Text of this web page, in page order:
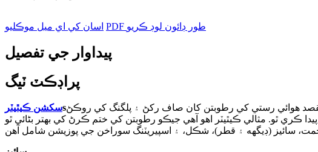
اسان کي اي ميل موڪليو PDF طور ڊائون لوڊ ڪريو
پيداوار جي تفصيل
پراڊڪٽ ٽيگ
سکشن ڪيٿيٽرsهوائي رستي کي رطوبتن کان صاف رکڻ ۽ پلگنگ کي روڪڻ
ٿو. مثالي ڪيٿيٽر اهو آهي جيڪو رطوبتن کي ختم ڪرڻ کي بهتر بڻائي ٿو